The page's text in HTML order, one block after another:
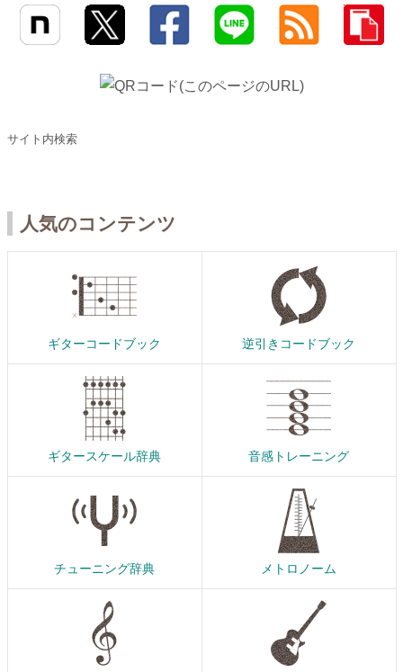
サイト内検索
人気のコンテンツ
ギターコードブック 逆引きコードブック
ギタースケール辞典 音感トレーニング
チューニング辞典 メトロノーム